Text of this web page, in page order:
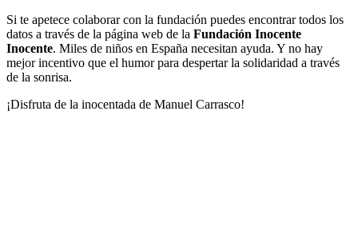
Si te apetece colaborar con la fundación puedes encontrar todos los
datos a través de la página web de la Fundación Inocente
Inocente. Miles de niños en España necesitan ayuda. Y no hay
mejor incentivo que el humor para despertar la solidaridad a través
de la sonrisa.
¡Disfruta de la inocentada de Manuel Carrasco!